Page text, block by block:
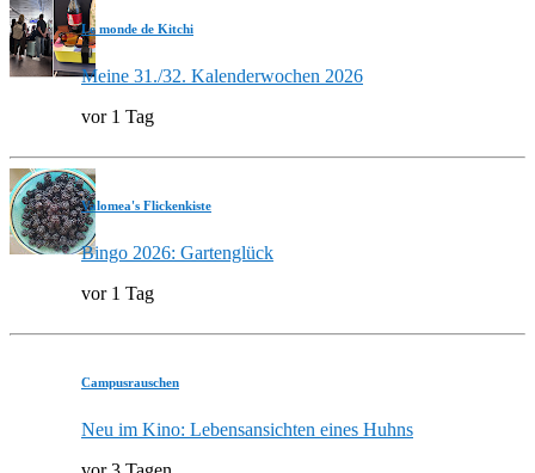
Le monde de Kitchi
Meine 31./32. Kalenderwochen 2026
vor 1 Tag
Valomea's Flickenkiste
Bingo 2026: Gartenglück
vor 1 Tag
Campusrauschen
Neu im Kino: Lebensansichten eines Huhns